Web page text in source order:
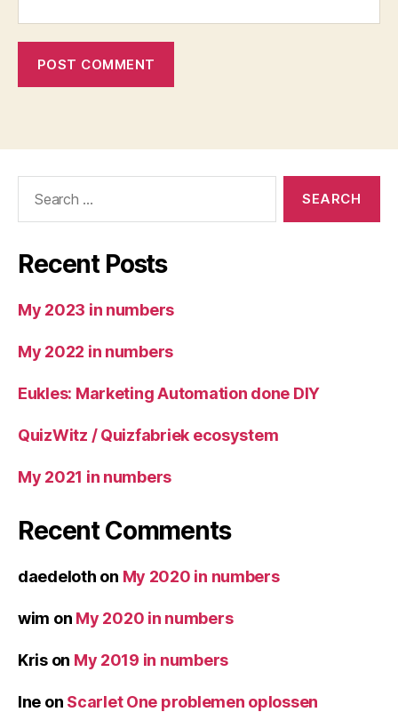
Recent Posts
My 2023 in numbers
My 2022 in numbers
Eukles: Marketing Automation done DIY
QuizWitz / Quizfabriek ecosystem
My 2021 in numbers
Recent Comments
daedeloth on My 2020 in numbers
wim on My 2020 in numbers
Krison My 2019 in numbers
Ine on Scarlet One problemen oplossen